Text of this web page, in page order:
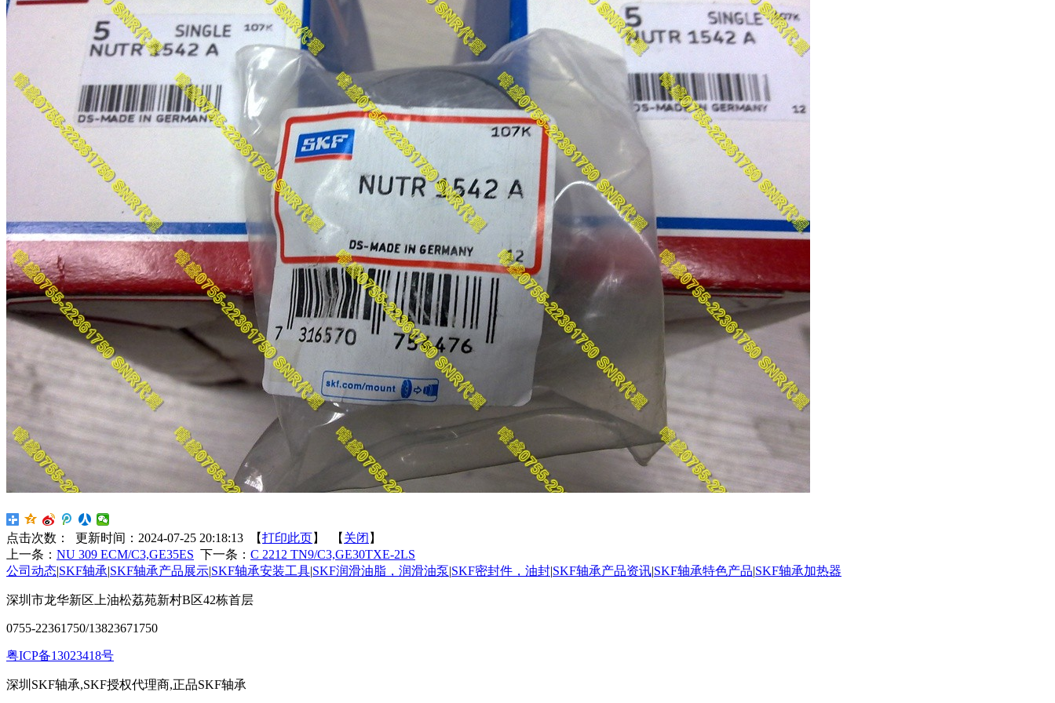
点击次数： 更新时间：2024-07-25 20:18:13 【打印此页】 【 关闭 】
上一条： NU 309 ECM/C3,GE35ES 下一条： C 2212 TN9/C3,GE30TXE-2LS
公司动态|SKF轴承|SKF轴承产品展示|SKF轴承安装工具|SKF润滑油脂，润滑油泵|SKF密封件，油封|SKF轴承产品资讯|SKF轴承特色产品|SKF轴承加热器
深圳市龙华新区上油松荔苑新村B区42栋首层
0755-22361750/13823671750
粤ICP备13023418号
深圳SKF轴承,SKF授权代理商,正品SKF轴承